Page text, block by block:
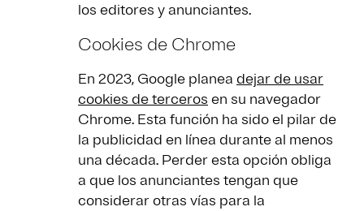
los editores y anunciantes.
Cookies de Chrome
En 2023, Google planea dejar de usar
cookies de terceros en su navegador
Chrome. Esta función ha sido el pilar de
la publicidad en línea durante al menos
una década. Perder esta opción obliga
a que los anunciantes tengan que
considerar otras vías para la